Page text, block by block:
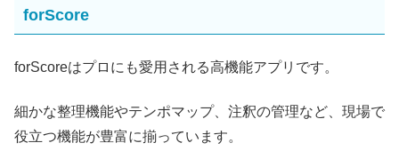
forScore
forScoreはプロにも愛用される高機能アプリです。
細かな整理機能やテンポマップ、注釈の管理など、現場で
役立つ機能が豊富に揃っています。